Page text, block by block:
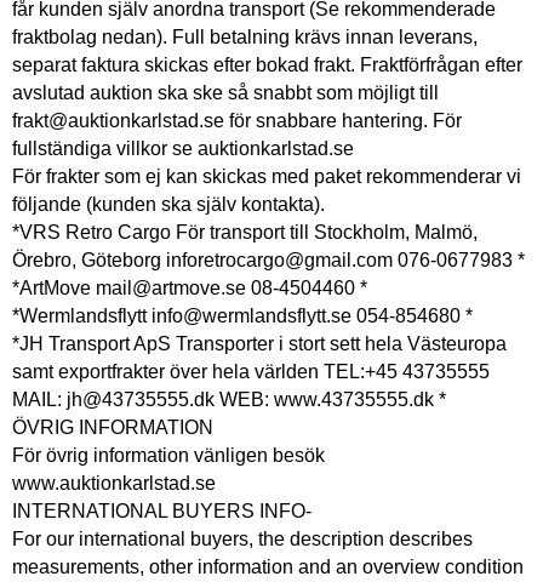
får kunden själv anordna transport (Se rekommenderade
fraktbolag nedan). Full betalning krävs innan leverans,
separat faktura skickas efter bokad frakt. Fraktförfrågan efter
avslutad auktion ska ske så snabbt som möjligt till
frakt@auktionkarlstad.se för snabbare hantering. För
fullständiga villkor se auktionkarlstad.se
För frakter som ej kan skickas med paket rekommenderar vi
följande (kunden ska själv kontakta).
*VRS Retro Cargo För transport till Stockholm, Malmö,
Örebro, Göteborg inforetrocargo@gmail.com 076-0677983 *
*ArtMove mail@artmove.se 08-4504460 *
*Wermlandsflytt info@wermlandsflytt.se 054-854680 *
*JH Transport ApS Transporter i stort sett hela Västeuropa
samt exportfrakter över hela världen TEL:+45 43735555
MAIL: jh@43735555.dk WEB: www.43735555.dk *
ÖVRIG INFORMATION
För övrig information vänligen besök
www.auktionkarlstad.se
INTERNATIONAL BUYERS INFO-
For our international buyers, the description describes
measurements, other information and an overview condition